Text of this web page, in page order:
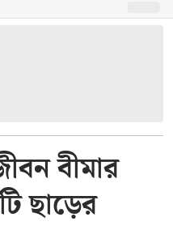
বীমার
ছাড়ের